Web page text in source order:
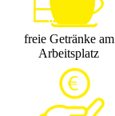
freie Getränke am
Arbeitsplatz